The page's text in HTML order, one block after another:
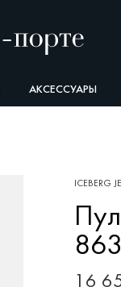
АКСЕССУАРЫ
ICEBERG
16